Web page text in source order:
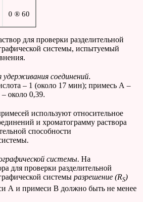
0 ® 60
для проверки разделительной
системы, испытуемый
соединений.
– 1 (около 17 мин); примесь А –
около 0,39.
используют относительное
и хроматограмму раствора
способности
системы. На
для проверки разделительной
системы разрешение (RS)
А и примеси В должно быть не менее